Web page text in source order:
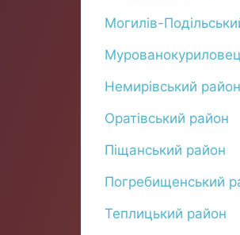
Могилів-
Немирівський район
Оратівський район
Піщанський район
Погребищенський
Теплицький район